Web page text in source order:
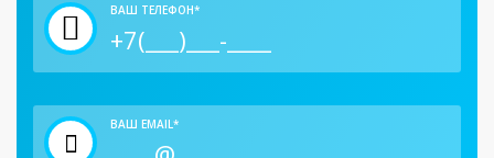
ВАШ ТЕЛЕФОН*
ВАШ EMAIL*